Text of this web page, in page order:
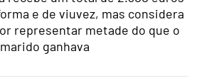
e de viuvez, mas considera
representar metade do que o
marido ganhava